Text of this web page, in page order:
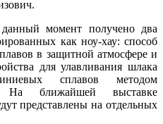
момент получено два
как ноу-хау: способ
в защитной атмосфере и
для улавливания шлака
сплавов методом
На ближайшей выставке
представлены на отдельных